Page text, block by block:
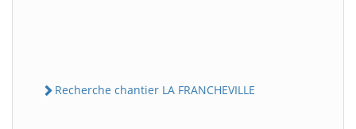
Recherche chantier LA FRANCHEVILLE